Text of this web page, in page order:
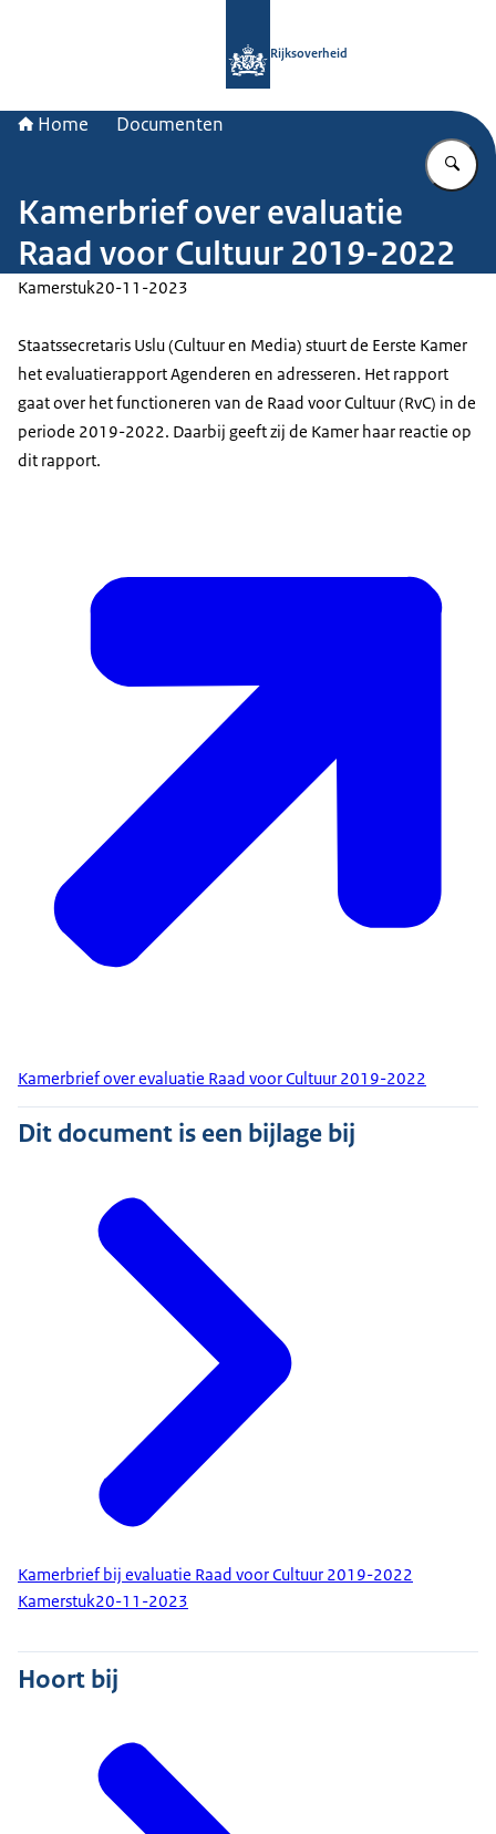
Rijksoverheid
Home Documenten
Kamerbrief over evaluatie
Raad voor Cultuur 2019-2022
Kamerstuk20-11-2023
Staatssecretaris Uslu (Cultuur en Media) stuurt de Eerste Kamer
het evaluatierapport Agenderen en adresseren. Het rapport
gaat over het functioneren van de Raad voor Cultuur (RvC) in de
periode 2019-2022. Daarbij geeft zij de Kamer haar reactie op
dit rapport.
Kamerbrief over evaluatie Raad voor Cultuur 2019-2022
Dit document is een bijlage bij
Kamerbrief bij evaluatie Raad voor Cultuur 2019-2022
Kamerstuk20-11-2023
Hoort bij